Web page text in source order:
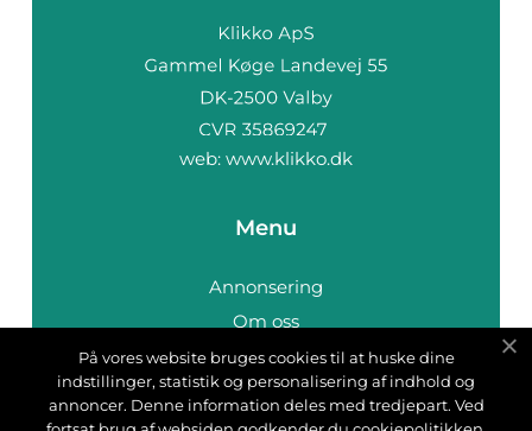
web: www.klikko.dk
Menu
Annonsering
Om oss
Cookies
Kontakta oss
Sitemap
På vores website bruges cookies til at huske dine
indstillinger, statistik og personalisering af indhold og
annoncer. Denne information deles med tredjepart. Ved